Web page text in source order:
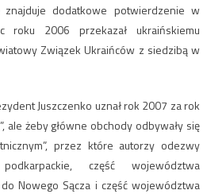
znajduje dodatkowe potwierdzenie w
roku 2006 przekazał ukraińskiemu
Związek Ukraińców z siedzibą w
Juszczenko uznał rok 2007 za rok
ale żeby główne obchody odbywały się
przez które autorzy odezwy
część województwa
Nowego Sącza i część województwa